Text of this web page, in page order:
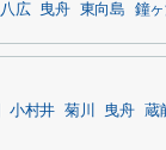
八広 曳舟 東向島 鐘
小村井 菊川 曳舟 蔵